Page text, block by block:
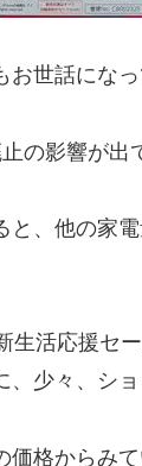
お世話にな
の影響が出
と、他の家
生活応援セー
、少々、シ
価格からみて